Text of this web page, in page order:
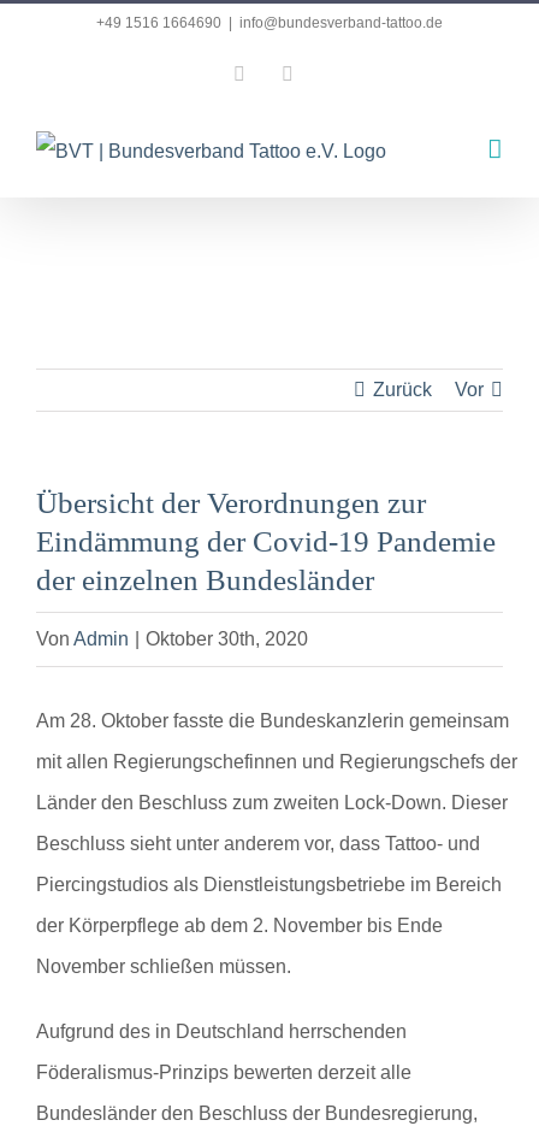
+49 1516 1664690 info@bundesverband-tattoo.de
Facebook
Zurück Vor
Übersicht der Verordnungen zur
Eindämmung der Covid-19 Pandemie
der einzelnen Bundesländer
Von Admin Oktober 30th, 2020
Am 28. Oktober fasste die Bundeskanzlerin gemeinsam
mit allen Regierungschefinnen und Regierungschefs der
Länder den Beschluss zum zweiten Lock-Down. Dieser
Beschluss sieht unter anderem vor, dass Tattoo- und
Piercingstudios als Dienstleistungsbetriebe im Bereich
der Körperpflege ab dem 2. November bis Ende
November schließen müssen.
Aufgrund des in Deutschland herrschenden
Föderalismus-Prinzips bewerten derzeit alle
Bundesländer den Beschluss der Bundesregierung,